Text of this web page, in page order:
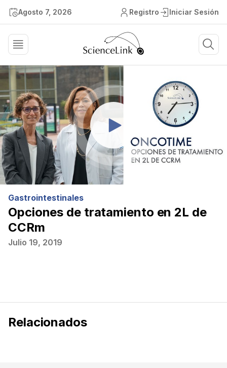
Agosto 7, 2026 Registro Iniciar Sesión
Gastrointestinales
Opciones de tratamiento en 2L de
CCRm
Julio 19, 2019
Relacionados